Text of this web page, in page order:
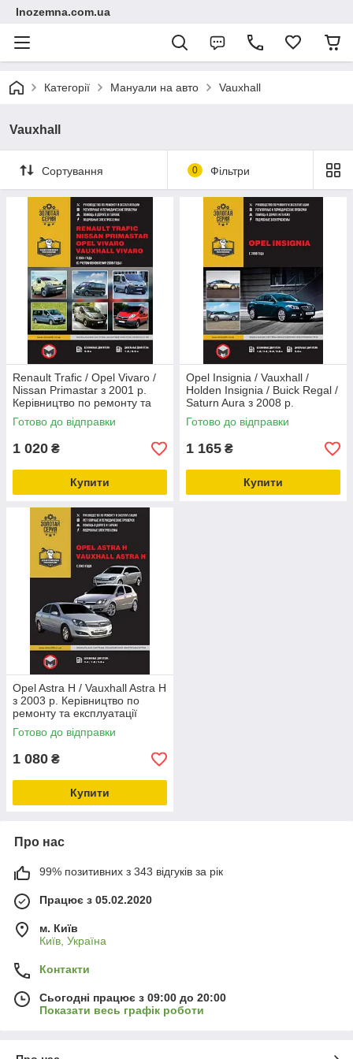
Inozemna.com.ua
Категорії Мануали на авто Vauxhall
Vauxhall
Сортування 0 Фільтри
Renault Trafic / Opel Vivaro /
Nissan Primastar з 2001 р.
Керівництво по ремонту та
експлуатації
Готово до відправки
1 020 ₴
Купити
Opel Insignia / Vauxhall /
Holden Insignia / Buick Regal /
Saturn Aura з 2008 р.
Керівництво по ремонту та
експлуатації
Готово до відправки
1 165 ₴
Купити
Opel Astra H / Vauxhall Astra H
з 2003 р. Керівництво по
ремонту та експлуатації
Готово до відправки
1 080 ₴
Купити
Про нас
99% позитивних з 343 відгуків за рік
Працює з 05.02.2020
м. Київ
Київ, Україна
Контакти
Сьогодні працює з 09:00 до 20:00
Показати весь графік роботи